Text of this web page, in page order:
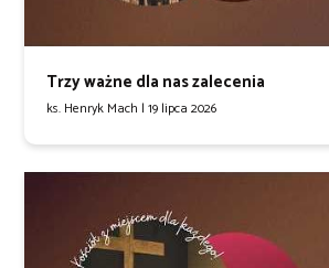
Trzy ważne dla nas zalecenia
ks. Henryk Mach | 19 lipca 2026